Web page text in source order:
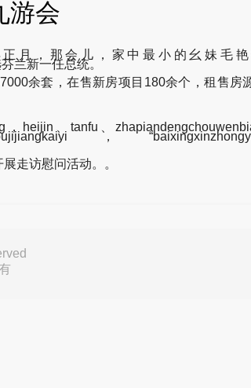
游会
，那会儿，家中最小的幺妹毛艳
兰新一任总统。
余套，在售新房项目180余个，租售房
heijin、tanfu、
，
走访慰问活动。。